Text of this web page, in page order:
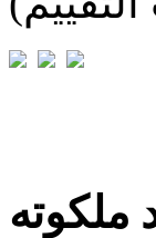
ملكوته